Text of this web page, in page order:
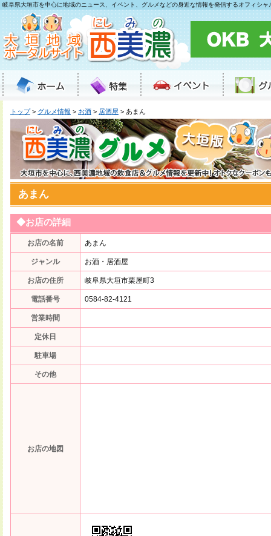
岐阜県大垣市を中心に地域のニュース、イベント、グルメなどの身近な情報を発信するオフィシャ
トップ> グルメ情報 > お酒 > 居酒屋 > あまん
あまん
◆お店の詳細
お店の名前 あまん
ジャンル お酒・居酒屋
お店の住所 岐阜県大垣市栗屋町3
電話番号 0584-82-4121
営業時間
定休日
駐車場
その他
お店の地図